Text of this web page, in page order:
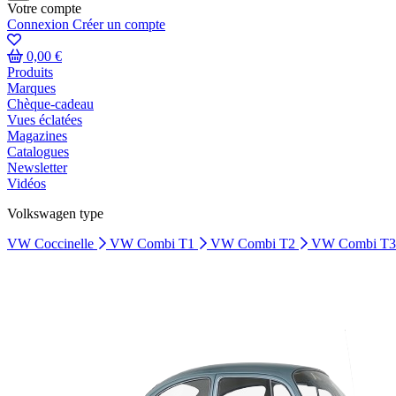
Votre compte
Connexion Créer un compte
0,00 €
Produits
Marques
Chèque-cadeau
Vues éclatées
Magazines
Catalogues
Newsletter
Vidéos
Volkswagen type
VW Coccinelle
VW Combi T1 VW Combi T2 VW Combi T3